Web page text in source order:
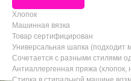
Хлопок
Машинная вязка
Товар сертифицирован
Универсальная шапка (подходит
Сочетается с разными стилями
Антиаллергенная пряжа (хлопок,